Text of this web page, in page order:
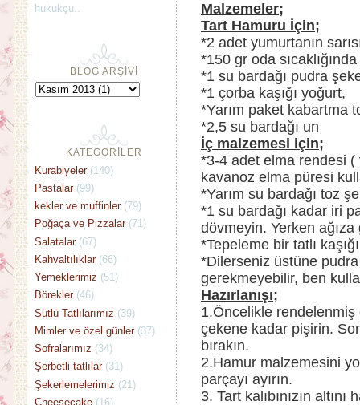
Malzemeler;
Tart Hamuru İçin;
*2 adet yumurtanın
*150 gr oda
*1 su bardağı pudra
*1 çorba kaşığı yoğurt,
*Yarım paket kabartma
*2,5 su bardağı un
İç malzemesi için;
*3-4 adet elma rendesi (
kavanoz elma püresi
*Yarım su bardağı toz
*1 su bardağı kadar iri
dövmeyin. Yerken
*Tepeleme bir tatlı
*Dilerseniz üstüne
gerekmeyebilir, ben
Hazırlanışı;
1.Öncelikle
çekene kadar pişirin.
bırakın.
2.Hamur malzemesini
parçayı ayırın.
3. Tart kalıbınızın
hukukçu..
BLOG ARŞİVİ
KATEGORİLER
Kurabiyeler (140)
Pastalar (99)
kekler ve muffinler (79)
Poğaça ve Pizzalar (71)
Salatalar (67)
Kahvaltılıklar (66)
Yemeklerimiz (51)
Börekler (46)
Sütlü Tatlılarımız (39)
Mimler ve özel günler (37)
Sofralarımız (34)
Şerbetli tatlılar (31)
Şekerlemelerimiz (21)
Cheesecake (16)